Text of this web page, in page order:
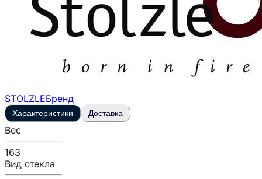
STOLZLEБренд
Характеристики Доставка
Вес
163
Вид стекла